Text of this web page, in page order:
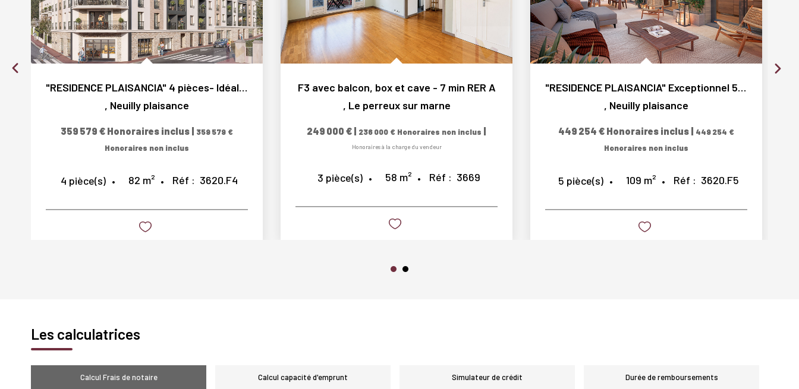
"RESIDENCE PLAISANCIA" 4 pièces- Idéal résidence...
, Neuilly plaisance
359 579 € Honoraires inclus | 359 579 €
Honoraires non inclus
4 pièce(s) 82 m² Réf : 3620.F4
F3 avec balcon, box et cave - 7 min RER A
, Le perreux sur marne
249 000 € | 236 000 € Honoraires non inclus |
Honoraires à la charge du vendeur
3 pièce(s) 58 m² Réf : 3669
"RESIDENCE PLAISANCIA" Exceptionnel 5 pièces en dernier...
, Neuilly plaisance
449 254 € Honoraires inclus | 449 254 €
Honoraires non inclus
5 pièce(s) 109 m² Réf : 3620.F5
Les calculatrices
Calcul Frais de notaire Calcul capacité d'emprunt Simulateur de crédit Durée de remboursements